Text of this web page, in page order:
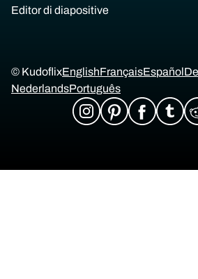
Editor di diapositive
© KudoflixEnglishFrançaisEspañol
NederlandsPortuguês